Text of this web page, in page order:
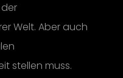
Welt. Aber auch
stellen muss.